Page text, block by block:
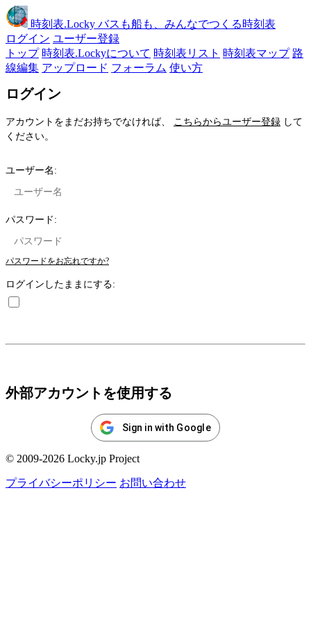
時刻表.Locky バスも船も、みんなでつくる時刻表
ログイン ユーザー登録
トップ 時刻表.Lockyについて 時刻表リスト 時刻表マップ 路
線編集 アップロード フォーラム 使い方
ログイン
アカウントをまだお持ちでなければ、 こちらからユーザー登録 して
ください。
ユーザー名:
パスワード:
パスワードをお忘れですか?
ログインしたままにする:
外部アカウントを使用する
Sign in with Google
© 2009-2026 Locky.jp Project
プライバシーポリシー お問い合わせ